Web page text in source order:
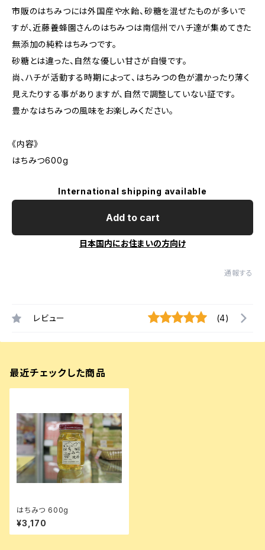
市販のはちみつには外国産や水飴、砂糖を混ぜたものが多いで
すが、近藤養蜂園さんのはちみつは南信州でハチ達が集めてきた
無添加の純粋はちみつです。
砂糖とは違った、自然な優しい甘さが自慢です。
尚、ハチが活動する時期によって、はちみつの色が濃かったり薄く
見えたりする事がありますが、自然で調整していない証です。
豊かなはちみつの風味をお楽しみください。
《内容》
はちみつ600g
International shipping available
Add to cart
日本国内にお住まいの方向け
通報する
レビュー (4)
最近チェックした商品
はちみつ 600g
¥3,170